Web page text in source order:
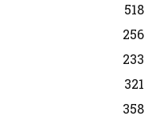
518
256
233
321
358